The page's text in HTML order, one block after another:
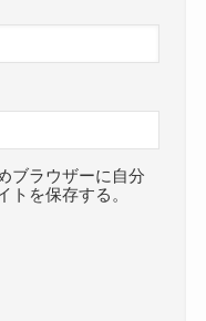
ブラウザーに自分
トを保存する。